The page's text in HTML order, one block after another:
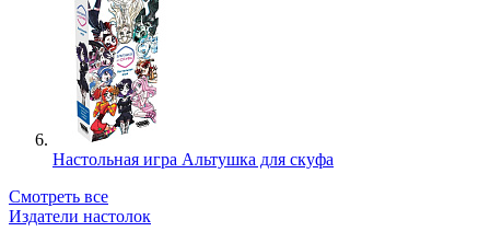
Настольная игра Альтушка для скуфа
Смотреть все
Издатели настолок